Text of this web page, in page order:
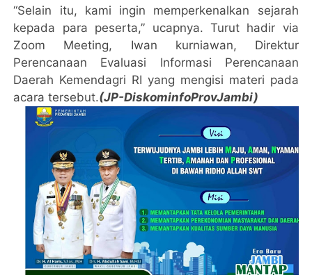
“Selain itu, kami ingin memperkenalkan sejarah
kepada para peserta,” ucapnya. Turut hadir via
Zoom Meeting, Iwan kurniawan, Direktur
Perencanaan Evaluasi Informasi Perencanaan
Daerah Kemendagri RI yang mengisi materi pada
acara tersebut.(JP-DiskominfoProvJambi)